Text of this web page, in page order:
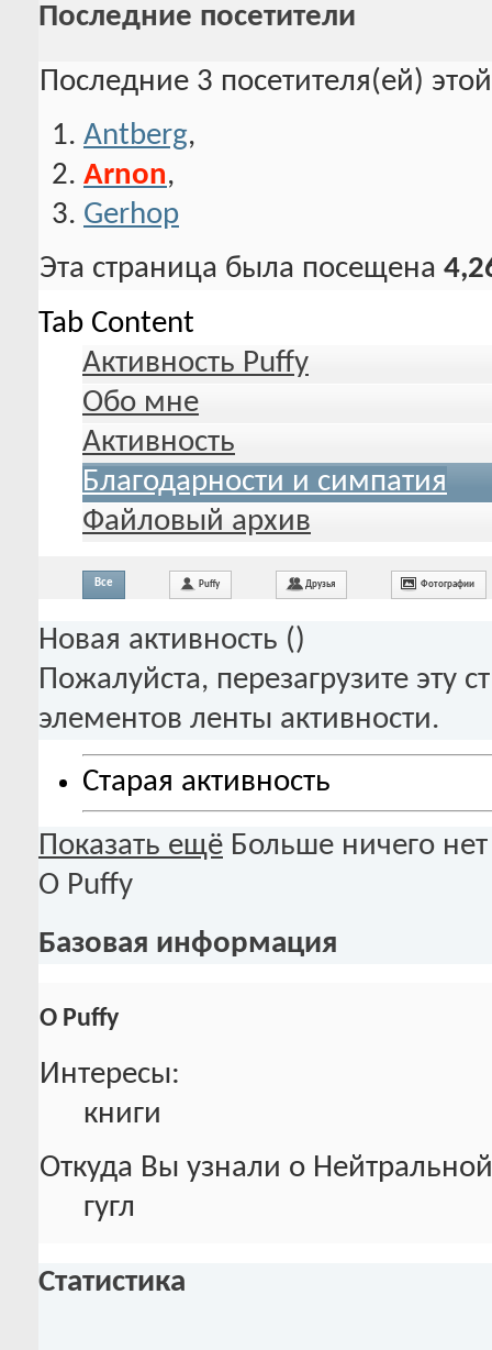
Последние посетители
Последние 3 посетителя(ей)
Antberg,
Arnon,
Gerhop
Эта страница была посещена
Tab Content
Активность Puffy
Обо мне
Активность
Благодарности и симпатия
Файловый архив
Все Puffy Друзья Фотографии
Новая активность ()
Пожалуйста, перезагрузите эту
элементов ленты активности.
Старая активность
Показать ещё Больше ничего нет
О Puffy
Базовая информация
О Puffy
Интересы:
книги
Откуда Вы узнали о
гугл
Статистика